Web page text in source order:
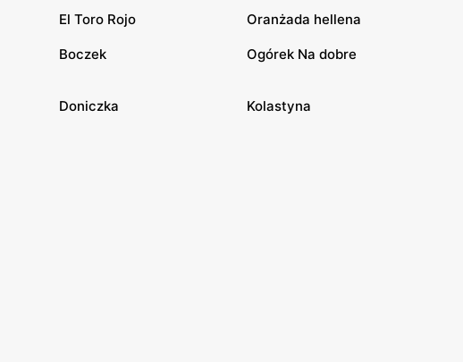
El Toro Rojo Oranżada hellena
Boczek Ogórek Na dobre
Doniczka Kolastyna